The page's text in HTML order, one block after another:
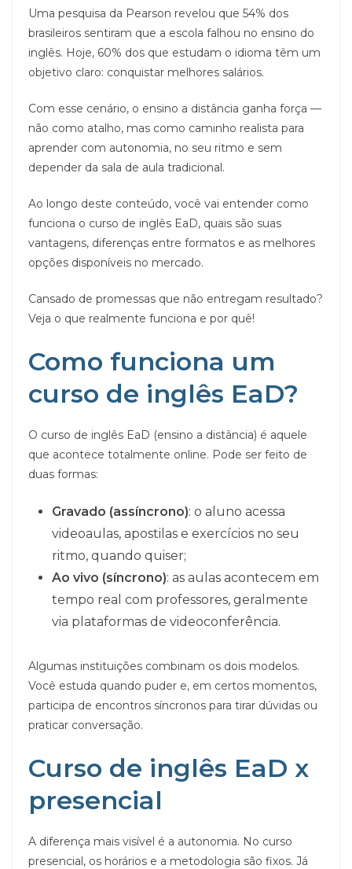
Uma pesquisa da Pearson revelou que 54% dos
brasileiros sentiram que a escola falhou no ensino do
inglês. Hoje, 60% dos que estudam o idioma têm um
objetivo claro: conquistar melhores salários.
Com esse cenário, o ensino a distância ganha força —
não como atalho, mas como caminho realista para
aprender com autonomia, no seu ritmo e sem
depender da sala de aula tradicional.
Ao longo deste conteúdo, você vai entender como
funciona o curso de inglês EaD, quais são suas
vantagens, diferenças entre formatos e as melhores
opções disponíveis no mercado.
Cansado de promessas que não entregam resultado?
Veja o que realmente funciona e por quê!
Como funciona um
curso de inglês EaD?
O curso de inglês EaD (ensino a distância) é aquele
que acontece totalmente online. Pode ser feito de
duas formas:
Gravado (assíncrono): o aluno acessa
videoaulas, apostilas e exercícios no seu
ritmo, quando quiser;
Ao vivo (síncrono): as aulas acontecem em
tempo real com professores, geralmente
via plataformas de videoconferência.
Algumas instituições combinam os dois modelos.
Você estuda quando puder e, em certos momentos,
participa de encontros síncronos para tirar dúvidas ou
praticar conversação.
Curso de inglês EaD x
presencial
A diferença mais visível é a autonomia. No curso
presencial, os horários e a metodologia são fixos. Já